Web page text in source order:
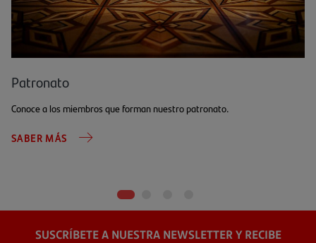
Patronato
Conoce a los miembros que forman nuestro patronato.
SABER MÁS
SUSCRÍBETE A NUESTRA NEWSLETTER Y RECIBE